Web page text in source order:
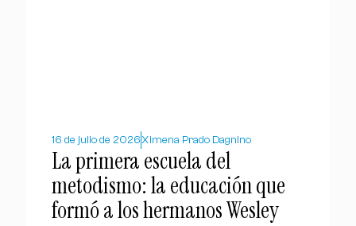
16 de julio de 2026 Ximena Prado Dagnino
La primera escuela del
metodismo: la educación que
formó a los hermanos Wesley